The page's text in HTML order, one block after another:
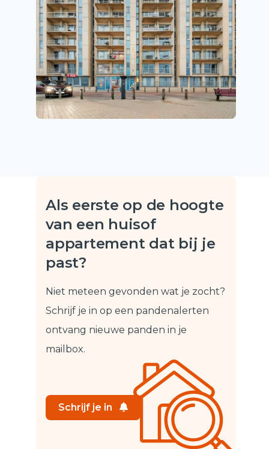
Als eerste op de hoogte
van een huisof
appartement dat bij je
past?
Niet meteen gevonden wat je zocht?
Schrijf je in op een pandenalerten
ontvang nieuwe panden in je
mailbox.
Schrijf je in